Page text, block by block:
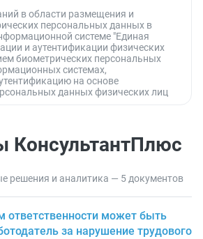
в области размещения и
персональных данных в
системе "Единая
и аутентификации физических
биометрических персональных
системах,
на основе
данных физических лиц
КонсультантПлюс
решения и аналитика — 5 документов
ответственности может быть
за нарушение трудового